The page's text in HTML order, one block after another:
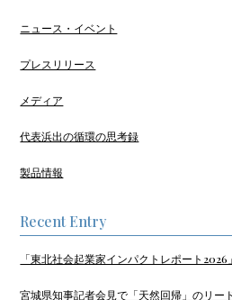
ニュース・イベント
プレスリリース
メディア
代表浜出の循環の思考録
製品情報
Recent Entry
「東北社会起業家インパクトレポート
宮城県知事記者会見で「天然回帰」のリー